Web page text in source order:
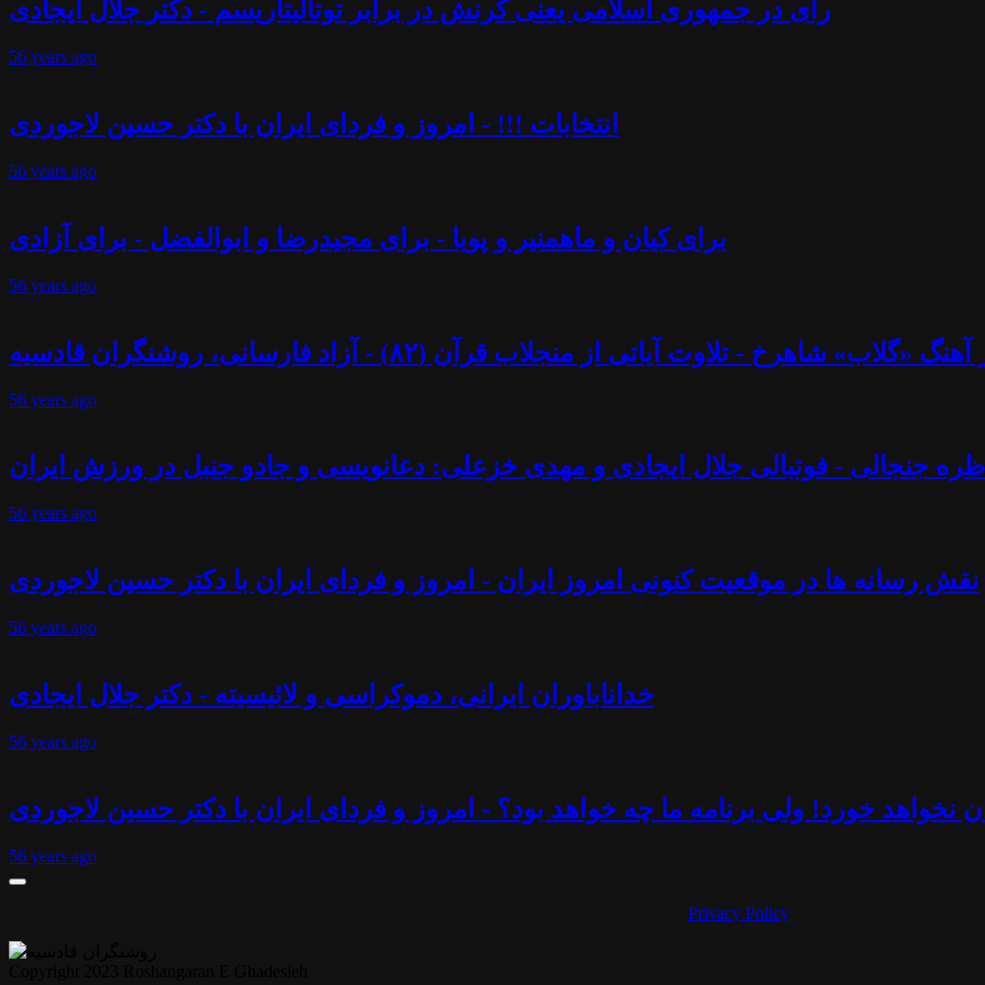
رأی در جمهوری اسلامی یعنی کُرنش در برابر توتالیتاریسم - دکتر جلال ایجادی
56 years ago
انتخابات !!! - امروز و فردای ایران با دکتر حسین لاجوردی
56 years ago
برای کیان و ماهمنیر و پویا - برای مجیدرضا و ابوالفضل - برای آزادی
56 years ago
«گلاب» شاهرخ - تلاوت آیاتی از منجلاب قرآن (۸۲) - آزاد فارسانی، روشنگران قادسیه
56 years ago
جنجالی - فوتبالی جلال ایجادی و مهدی خزعلی: دعانویسی و جادو جنبل در ورزش ایران
56 years ago
نقش رسانه ها در موقعیت کنونی امروز ایران - امروز و فردای ایران با دکتر حسین لاجوردی
56 years ago
خداناباوران ایرانی، دموکراسی و لائیسیته - دکتر جلال ایجادی
56 years ago
نخواهد خورد! ولی برنامه ما چه خواهد بود؟ - امروز و فردای ایران با دکتر حسین لاجوردی
56 years ago
Privacy Policy